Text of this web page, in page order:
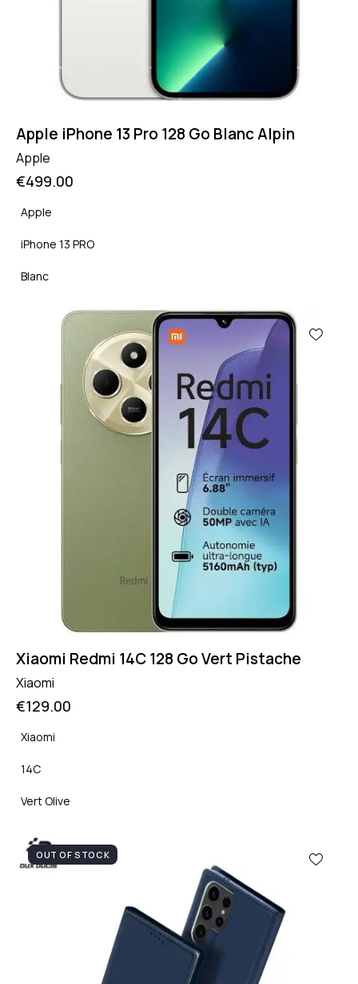
Apple iPhone 13 Pro 128 Go Blanc Alpin
Apple
€499.00
Apple
iPhone 13 PRO
Blanc
Xiaomi Redmi 14C 128 Go Vert Pistache
Xiaomi
€129.00
Xiaomi
14C
Vert Olive
OUT OF STOCK